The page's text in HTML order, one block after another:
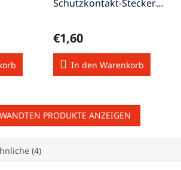
Schutzkontakt-Stecker
€1,60
In den Warenkorb
PRODUKTE ANZEIGEN
(4)